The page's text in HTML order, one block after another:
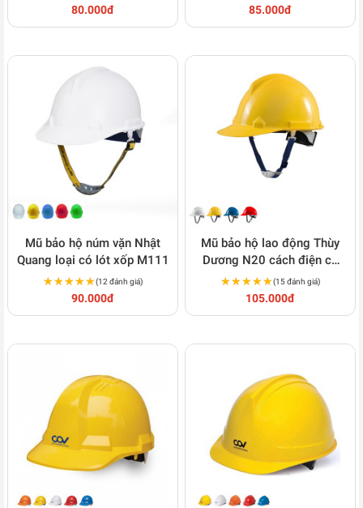
80.000đ 85.000đ
Mũ bảo hộ núm vặn Nhật
Quang loại có lót xốp M111
★★★★★
★★★★★(12 đánh giá)
90.000đ
Mũ bảo hộ lao động Thùy
Dương N20 cách điện có
nút vặn tiện lợi M104
★★★★★
★★★★★(15 đánh giá)
105.000đ